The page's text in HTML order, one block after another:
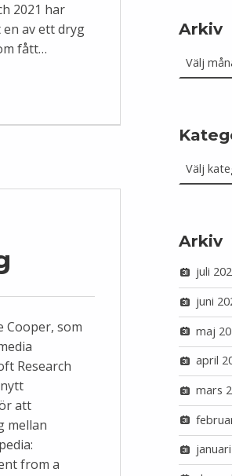
2021 har
en av ett dryg
fått…
Cooper, som
Research
att
mellan
from a
Arkiv
Arkiv
juli
juni
maj
april
mars